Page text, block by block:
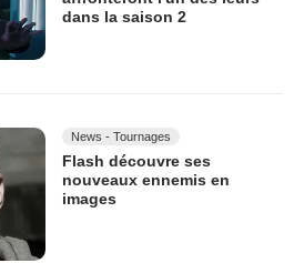
dans la saison 2
News - Tournages
Flash découvre ses
nouveaux ennemis en
images